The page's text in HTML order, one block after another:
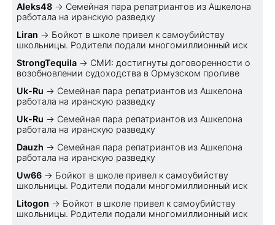
Aleks48 → Семейная пара репатриантов из Ашкелона
работала на иранскую разведку
Liran → Бойкот в школе привел к самоубийству
школьницы. Родители подали многомиллионный иск
StrongTequila → СМИ: достигнуты договоренности о
возобновлении судоходства в Ормузском проливе
Uk-Ru → Семейная пара репатриантов из Ашкелона
работала на иранскую разведку
Uk-Ru → Семейная пара репатриантов из Ашкелона
работала на иранскую разведку
Dauzh → Семейная пара репатриантов из Ашкелона
работала на иранскую разведку
Uw66 → Бойкот в школе привел к самоубийству
школьницы. Родители подали многомиллионный иск
Litogon → Бойкот в школе привел к самоубийству
школьницы. Родители подали многомиллионный иск